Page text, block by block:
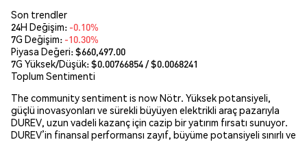
Son trendler
24H Değişim: -0.10%
7G Değişim: -10.30%
Piyasa Değeri:$660,497.00
7G Yüksek/Düşük: $0.00766854/ $0.0068241
Toplum Sentimenti
The community sentiment is now Nötr. Yüksek potansiyeli,
güçlü inovasyonları ve sürekli büyüyen elektrikli araç pazarıyla
DUREV, uzun vadeli kazanç için cazip bir yatırım fırsatı sunuyor.
DUREV’in finansal performansı zayıf, büyüme potansiyeli sınırlı ve